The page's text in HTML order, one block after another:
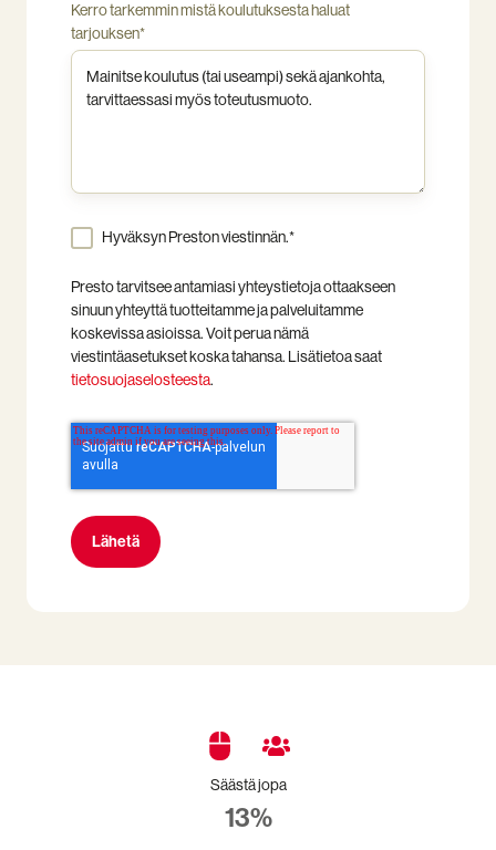
Kerro tarkemmin mistä koulutuksesta haluat
tarjouksen*
Hyväksyn Preston viestinnän.*
Presto tarvitsee antamiasi yhteystietoja ottaakseen
sinuun yhteyttä tuotteitamme ja palveluitamme
koskevissa asioissa. Voit perua nämä
viestintäasetukset koska tahansa. Lisätietoa saat
tietosuojaselosteesta.
Säästä jopa
13%